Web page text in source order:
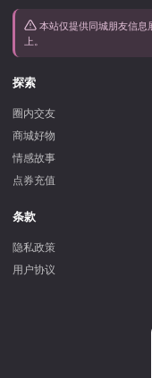
本站仅提供同城朋友信息
上。
探索
圈内交友
商城好物
情感故事
点券充值
条款
隐私政策
用户协议